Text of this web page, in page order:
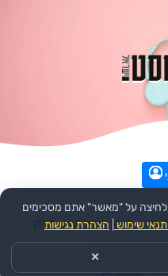
פשוט נדל"ן >>פרק
על "מאשר" אתם מסכימים
שימוש הצהרת נגישות
✕